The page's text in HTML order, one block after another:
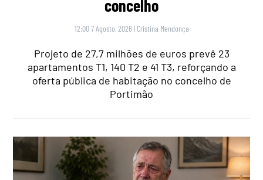
concelho
12:00 7 Agosto, 2026 | Cristina Mendonça
Projeto de 27,7 milhões de euros prevê 23
apartamentos T1, 140 T2 e 41 T3, reforçando a
oferta pública de habitação no concelho de
Portimão